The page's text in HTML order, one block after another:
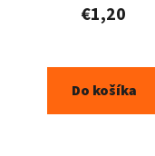
€1,20
Do košíka